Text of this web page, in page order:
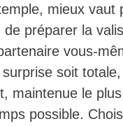
mieux vaut
de préparer la
vous-
soit
maintenue le plus
possible.